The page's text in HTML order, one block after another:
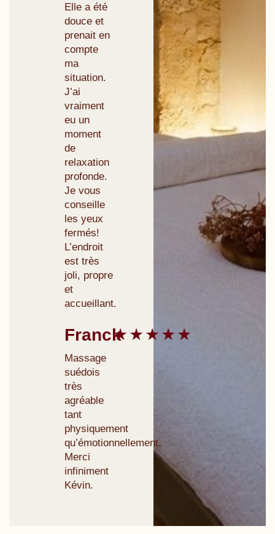
Elle a été
douce et
prenait en
compte
ma
situation.
J’ai
vraiment
eu un
moment
de
relaxation
profonde.
Je vous
conseille
les yeux
fermés!
L’endroit
est très
joli, propre
et
accueillant.
Franck★★★★★
Massage
suédois
très
agréable
tant
physiquement
qu’émotionnellement.
Merci
infiniment
Kévin.